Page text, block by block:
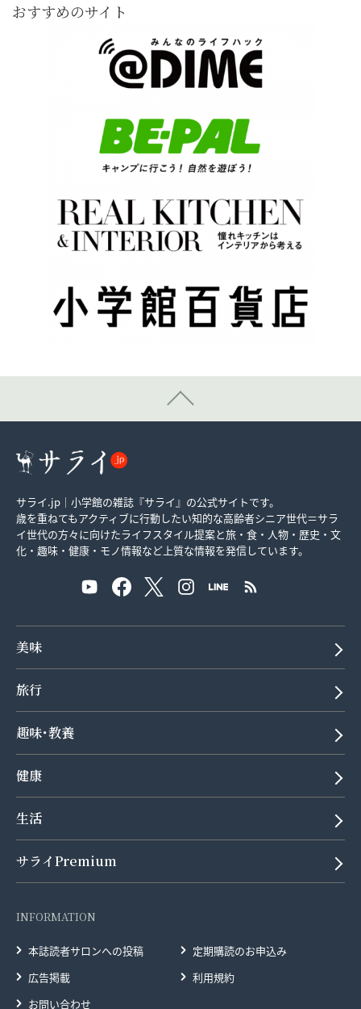
おすすめのサイト
サライ.jp｜小学館の雑誌『サライ』の公式サイトです。
歳を重ねてもアクティブに行動したい知的な高齢者シニア世代＝サラ
イ世代の方々に向けたライフスタイル提案と旅・食・人物・歴史・文
化・趣味・健康・モノ情報など上質な情報を発信しています。
美味
旅行
趣味･教養
健康
生活
サライPremium
INFORMATION
本誌読者サロンへの投稿
定期購読のお申込み
広告掲載
利用規約
お問い合わせ